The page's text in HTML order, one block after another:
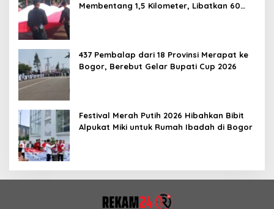
Membentang 1,5 Kilometer, Libatkan 60
437 Pembalap dari 18 Provinsi Merapat ke
Bogor, Berebut Gelar Bupati Cup 2026
Festival Merah Putih 2026 Hibahkan Bibit
Alpukat Miki untuk Rumah Ibadah di Bogor